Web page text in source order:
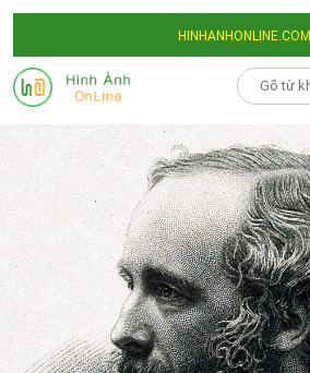
HINHANHONLINE.COM